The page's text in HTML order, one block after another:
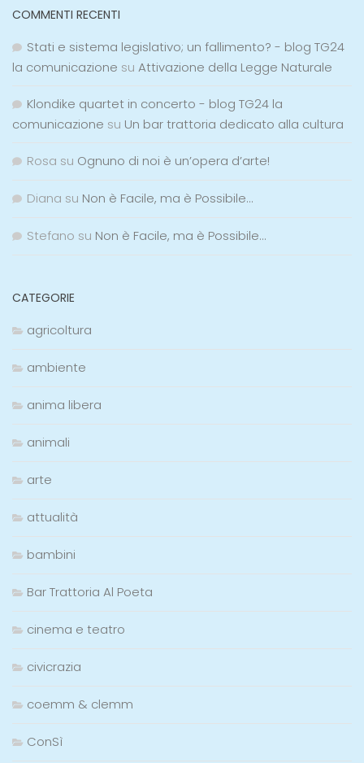
COMMENTI RECENTI
Stati e sistema legislativo; un fallimento? - blog TG24
la comunicazione su Attivazione della Legge Naturale
Klondike quartet in concerto - blog TG24 la
comunicazione su Un bar trattoria dedicato alla cultura
Rosa su Ognuno di noi è un’opera d’arte!
Diana su Non è Facile, ma è Possibile…
Stefano su Non è Facile, ma è Possibile…
CATEGORIE
agricoltura
ambiente
anima libera
animali
arte
attualità
bambini
Bar Trattoria Al Poeta
cinema e teatro
civicrazia
coemm & clemm
ConSì